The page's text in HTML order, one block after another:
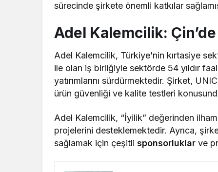
sürecinde şirkete önemli katkılar
Adel Kalemcilik:
Adel Kalemcilik, Türkiye’nin kırtasiye
ile olan iş birliğiyle sektörde 54 yıldır
yatırımlarını sürdürmektedir. Şirket,
ürün güvenliği ve kalite testleri
Adel Kalemcilik, “İyilik” değerinden
projelerini desteklemektedir. Ayrıca,
sağlamak için çeşitlisponsorluklar ve